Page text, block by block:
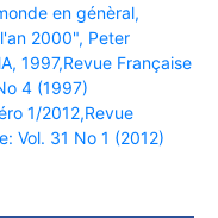
en génèral,
2000", Peter
1997,Revue Française
4 (1997)
1/2012,Revue
Vol. 31 No 1 (2012)